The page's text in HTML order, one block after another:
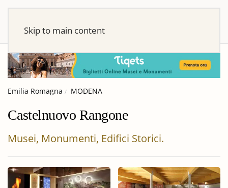
Skip to main content
Emilia Romagna MODENA
Castelnuovo Rangone
Musei, Monumenti, Edifici Storici.